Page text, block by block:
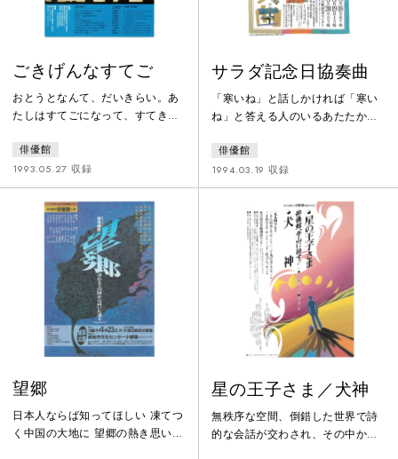
ごきげんなすてご
おとうとなんて、だいきらい。あ
たしはすてごになって、すてきな
って家出した小さな女の子と、か
わいい「すてごなかま」たちのぼ
うけんものがたり。
俳優館
1993.05.27 収録
サラダ記念日協奏曲
「寒いね」と話しかければ「寒い
ね」と答える人のいるあたたかさ
れ動く”俵万智”というフィクショ
ン！短歌とドラマを音楽で綴りあ
わせたシアター・ピース！
俳優館
1994.03.19 収録
望郷
日本人ならば知ってほしい 凍てつ
く中国の大地に 望郷の熱き思いを
星の王子さま／犬神
無秩序な空間、倒錯した世界で詩
的な会話が交わされ、その中から